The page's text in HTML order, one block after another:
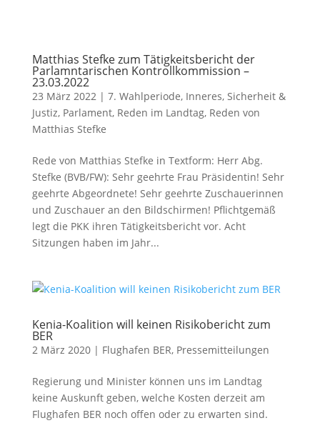
Matthias Stefke zum Tätigkeitsbericht der
Parlamntarischen Kontrollkommission –
23.03.2022
23 März 2022| 7. Wahlperiode, Inneres, Sicherheit &
Justiz, Parlament, Reden im Landtag, Reden von
Matthias Stefke
Rede von Matthias Stefke in Textform: Herr Abg.
Stefke (BVB/FW): Sehr geehrte Frau Präsidentin! Sehr
geehrte Abgeordnete! Sehr geehrte Zuschauerinnen
und Zuschauer an den Bildschirmen! Pflichtgemäß
legt die PKK ihren Tätigkeitsbericht vor. Acht
Sitzungen haben im Jahr...
Kenia-Koalition will keinen Risikobericht zum
BER
2 März 2020| Flughafen BER, Pressemitteilungen
Regierung und Minister können uns im Landtag
keine Auskunft geben, welche Kosten derzeit am
Flughafen BER noch offen oder zu erwarten sind.